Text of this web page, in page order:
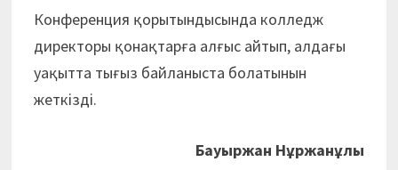
Конференция қорытындысында колледж
директоры қонақтарға алғыс айтып, алдағы
уақытта тығыз байланыста болатынын
жеткізді.
Бауыржан Нұржанұлы